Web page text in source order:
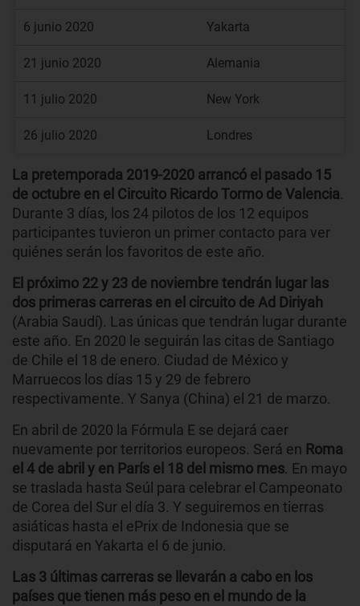
6 junio 2020 Yakarta
21 junio 2020 Alemania
11 julio 2020 New York
26 julio 2020 Londres
La pretemporada 2019-2020 arrancó el pasado 15
de octubre en el Circuito Ricardo Tormo de Valencia.
Durante 3 días, los 24 pilotos de los 12 equipos
participantes tuvieron un primer contacto para ver
quiénes serán los favoritos de este año.
El próximo 22 y 23 de noviembre tendrán lugar las
dos primeras carreras en el circuito de Ad Diriyah
(Arabia Saudí). Las únicas que tendrán lugar durante
este año. En 2020 le seguirán las citas de Santiago
de Chile el 18 de enero. Ciudad de México y
Marruecos los días 15 y 29 de febrero
respectivamente. Y Sanya (China) el 21 de marzo.
En abril de 2020 la Fórmula E se dejará caer
nuevamente por territorios europeos. Será en Roma
el 4 de abril y en París el 18 del mismo mes. En mayo
se traslada hasta Seúl para celebrar el Campeonato
de Corea del Sur el día 3. Y seguiremos en tierras
asiáticas hasta el ePrix de Indonesia que se
disputará en Yakarta el 6 de junio.
Las 3 últimas carreras se llevarán a cabo en los
países que tienen más peso en el mundo de la